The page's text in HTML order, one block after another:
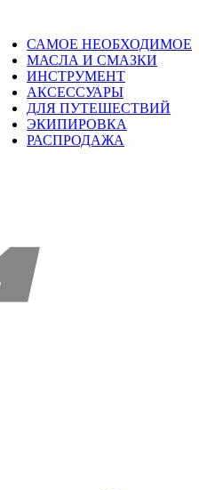
САМОЕ НЕОБХОДИМОЕ
МАСЛА И СМАЗКИ
ИНСТРУМЕНТ
АКСЕССУАРЫ
ДЛЯ ПУТЕШЕСТВИЙ
ЭКИПИРОВКА
РАСПРОДАЖА